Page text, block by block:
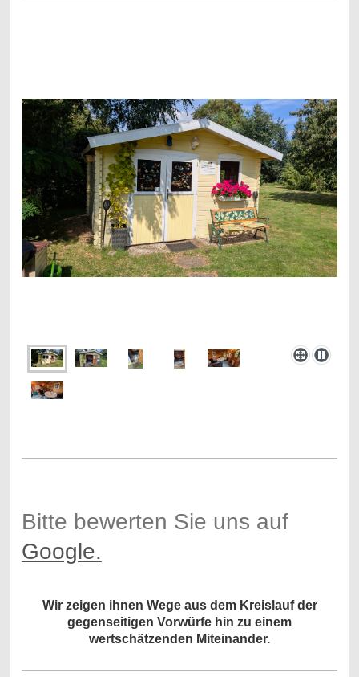
Bitte bewerten Sie uns auf
Google.
Wir zeigen ihnen Wege aus dem Kreislauf der
gegenseitigen Vorwürfe hin zu einem
wertschätzenden Miteinander.